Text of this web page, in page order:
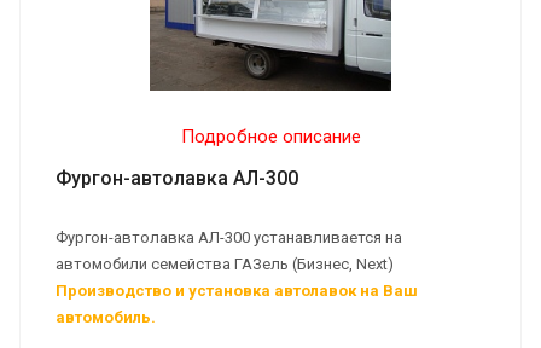
Подробное описание
Фургон-автолавка АЛ-300
Фургон-автолавка АЛ-300 устанавливается на
автомобили семейства ГАЗель (Бизнес, Next)
Производство и установка автолавок на Ваш
автомобиль.